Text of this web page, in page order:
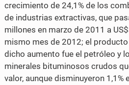
crecimiento de 24,1% de los
de industrias extractivas, que
millones en marzo de 2011 a
mismo mes de 2012; el
dicho aumento fue el petróleo y
minerales bituminosos crudos
valor, aunque disminuyeron 1,1%